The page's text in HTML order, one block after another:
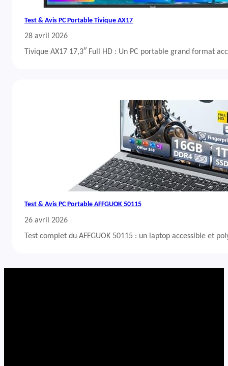
Test & Avis PC Portable Tivique AX17
28 avril 2026
Tivique AX17 17,3″ Full HD : Un PC portable grand format
Test & Avis PC Portable AFFGUOK 50115
26 avril 2026
Test complet du AFFGUOK 50115 : un laptop accessible